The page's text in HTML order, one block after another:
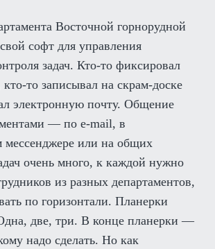
Восточной горнорудной
софт для управления
задач. Кто-то фиксировал
то записывал на скрам-доске
электронную почту. Общение
— по e-mail, в
мессенджере или на общих
очень много, к каждой нужно
из разных департаментов,
по горизонтали. Планерки
две, три. В конце планерки —
надо сделать. Но как